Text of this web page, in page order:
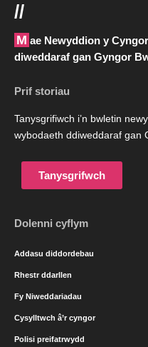
//
Mae Newyddion y Cyngor yn darparu’r holl newyddion
diweddaraf gan Gyngor
Prif storiau
Tanysgrifiwch i’n bwletin
wybodaeth ddiweddaraf gan
Tanysgrifwch
Dolenni cyflym
Addasu diddordebau
Rhestr ddarllen
Fy Niweddariadau
Cysylltwch â’r cyngor
Polisi preifatrwydd